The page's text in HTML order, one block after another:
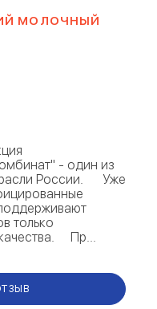
МОЛОЧНЫЙ
- один из
России. Уже
только
Пр...